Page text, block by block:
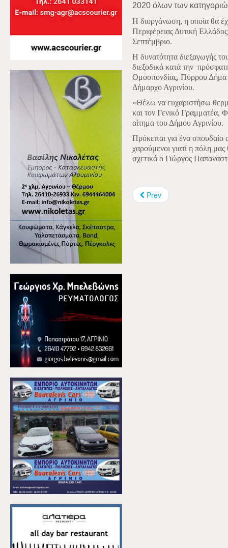
2020 όλων των
Η διοργάνωση, η οποία θα
Περιφέρειας Δυτική
Σεπτέμβριο.
Η δυνατότητα διεξαγωγής
διεξοδικά κατά την
Ομοσπονδίας, Πύρρου Δήμα
Δήμαρχο Αγρινίου.
«Θέλω να ευχαριστήσω
και τον Γενικό Γραμματέα,
αίτημα του Δήμου Αγρινίου.
Πρόκειται για ένα σπουδαίο
χαρούμενοι γιατί η πόλη
σχετικά ο Γιώργος
Prev